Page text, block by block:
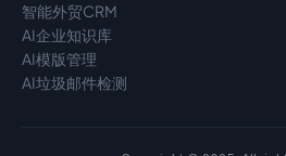
智能外贸CRM
AI企业知识库
AI模版管理
AI垃圾邮件检测